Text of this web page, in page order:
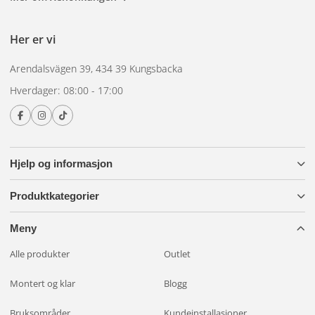
For fritid, sjøliv og tohjulede kjøretøy finnes det
motorsykkelbelysning
0300-308 60Vi har gitt råd om kjøretøybelysning siden 2004.
Hjelp og informasjon
Produktkategorier
Meny
Alle produkter Outlet
Montert og klar Blogg
Her er vi
Arendalsvägen 39, 434 39 Kungsbacka
Hverdager: 08:00 - 17:00